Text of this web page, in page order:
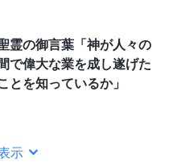
霊の御言葉「神が人々の
で偉大な業を成し遂げた
とを知っているか」
示